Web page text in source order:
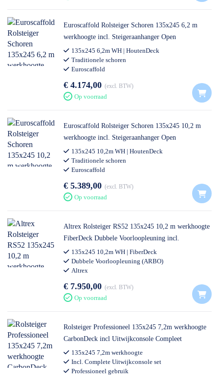
Euroscaffold Rolsteiger Schoren 135x245 6,2 m
werkhoogte incl. Steigeraanhanger Open
135x245 6,2m WH | HoutenDeck
Traditionele schoren
Euroscaffold
€ 4.174,00 excl. BTW
Op voorraad
Euroscaffold Rolsteiger Schoren 135x245 10,2 m
werkhoogte incl. Steigeraanhanger Open
135x245 10,2m WH | HoutenDeck
Traditionele schoren
Euroscaffold
€ 5.389,00 excl. BTW
Op voorraad
Altrex Rolsteiger RS52 135x245 10,2 m werkhoogte
FiberDeck Dubbele Voorloopleuning incl.
Steigeraanhanger DeLuxe
135x245 10,2m WH | FiberDeck
Dubbele Voorloopleuning (ARBO)
Altrex
€ 7.950,00 excl. BTW
Op voorraad
Rolsteiger Professioneel 135x245 7,2m werkhoogte
CarbonDeck incl Uitwijkconsole Compleet
135x245 7,2m werkhoogte
Incl. Complete Uitwijkconsole set
Professioneel gebruik